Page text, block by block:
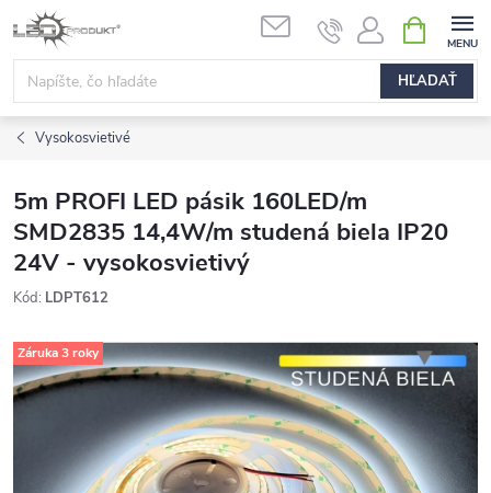
Prejsť
na
obsah
HĽADAŤ
KOŠÍK
Vysokosvietivé
5m PROFI LED pásik 160LED/m
SMD2835 14,4W/m studená biela IP20
24V - vysokosvietivý
Kód: LDPT612
Záruka 3 roky